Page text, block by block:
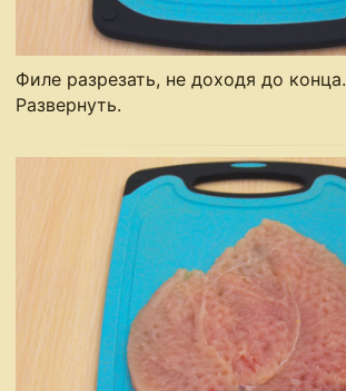
Филе разрезать, не доходя до конца.
Развернуть.